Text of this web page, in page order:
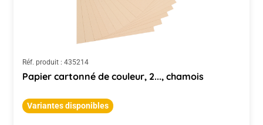
Réf. produit : 435214
Papier cartonné de couleur, 2..., chamois
Variantes disponibles